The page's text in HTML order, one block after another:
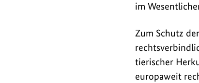
im
Zum Schutz
tierischer
europaweit